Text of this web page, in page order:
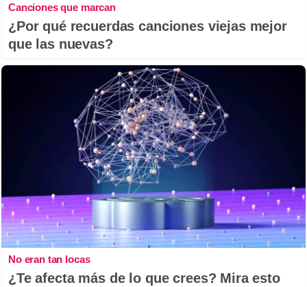
Canciones que marcan
¿Por qué recuerdas canciones viejas mejor
que las nuevas?
No eran tan locas
¿Te afecta más de lo que crees? Mira esto